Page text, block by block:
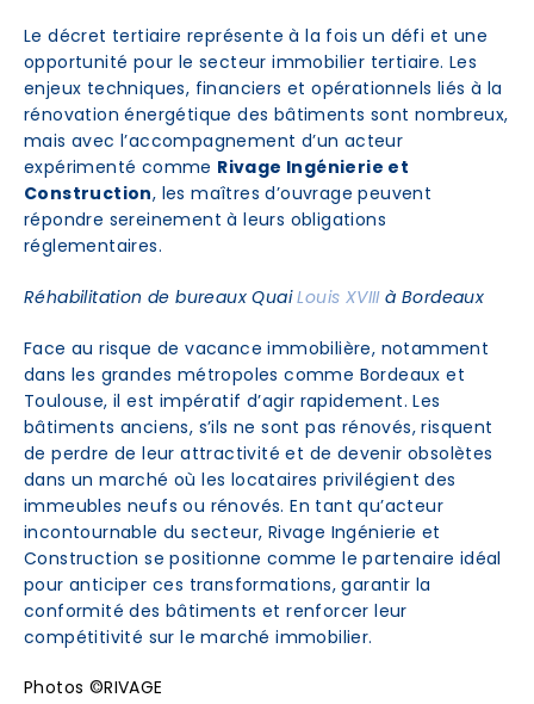
Le décret tertiaire représente à la fois un défi et une
opportunité pour le secteur immobilier tertiaire. Les
enjeux techniques, financiers et opérationnels liés à la
rénovation énergétique des bâtiments sont nombreux,
mais avec l’accompagnement d’un acteur
expérimenté comme Rivage Ingénierie et
Construction, les maîtres d’ouvrage peuvent
répondre sereinement à leurs obligations
réglementaires.
Réhabilitation de bureaux QuaiLouis XVIIIà Bordeaux
Face au risque de vacance immobilière, notamment
dans les grandes métropoles comme Bordeaux et
Toulouse, il est impératif d’agir rapidement. Les
bâtiments anciens, s’ils ne sont pas rénovés, risquent
de perdre de leur attractivité et de devenir obsolètes
dans un marché où les locataires privilégient des
immeubles neufs ou rénovés. En tant qu’acteur
incontournable du secteur, Rivage Ingénierie et
Construction se positionne comme le partenaire idéal
pour anticiper ces transformations, garantir la
conformité des bâtiments et renforcer leur
compétitivité sur le marché immobilier.
Photos ©RIVAGE